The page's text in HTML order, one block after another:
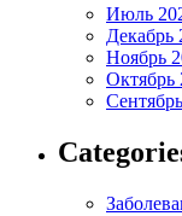
Июль
Декабрь
Ноябрь
Октябрь